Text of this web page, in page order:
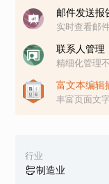
行业
制造业
邮件发送报
实时查看邮
联系人管理
精细化管理
富文本编辑
丰富页面文